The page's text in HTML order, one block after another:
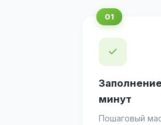
✓
минут
Пошаговый